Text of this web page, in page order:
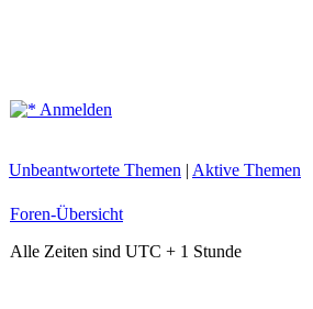
Anmelden
Unbeantwortete Themen | Aktive Themen
Foren-Übersicht
Alle Zeiten sind UTC + 1 Stunde